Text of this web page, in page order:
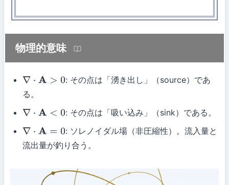
物理的意味
∇⋅ A >0
: その点は「湧き出し」（source）であ
る。
∇⋅ A <0 : その点は「吸い込み」（sink）である。
∇⋅ A =0
: ソレノイダル場（非圧縮性）。流入量と
流出量が釣り合う。